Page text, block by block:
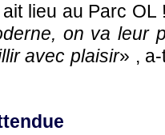
lieu au Parc OL
on va leur
avec plaisir» ,